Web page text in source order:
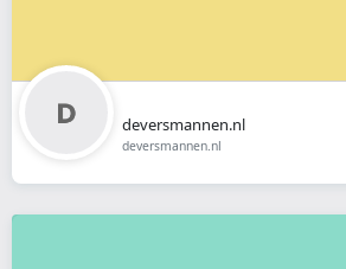
deversmannen.nl
deversmannen.nl